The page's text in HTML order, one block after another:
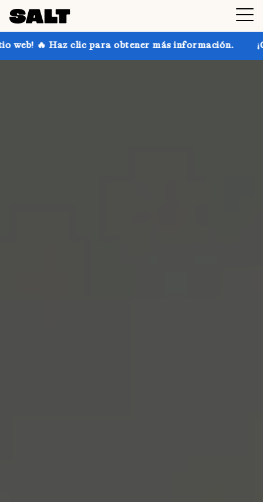
clic para obtener más información. ¡Consigue